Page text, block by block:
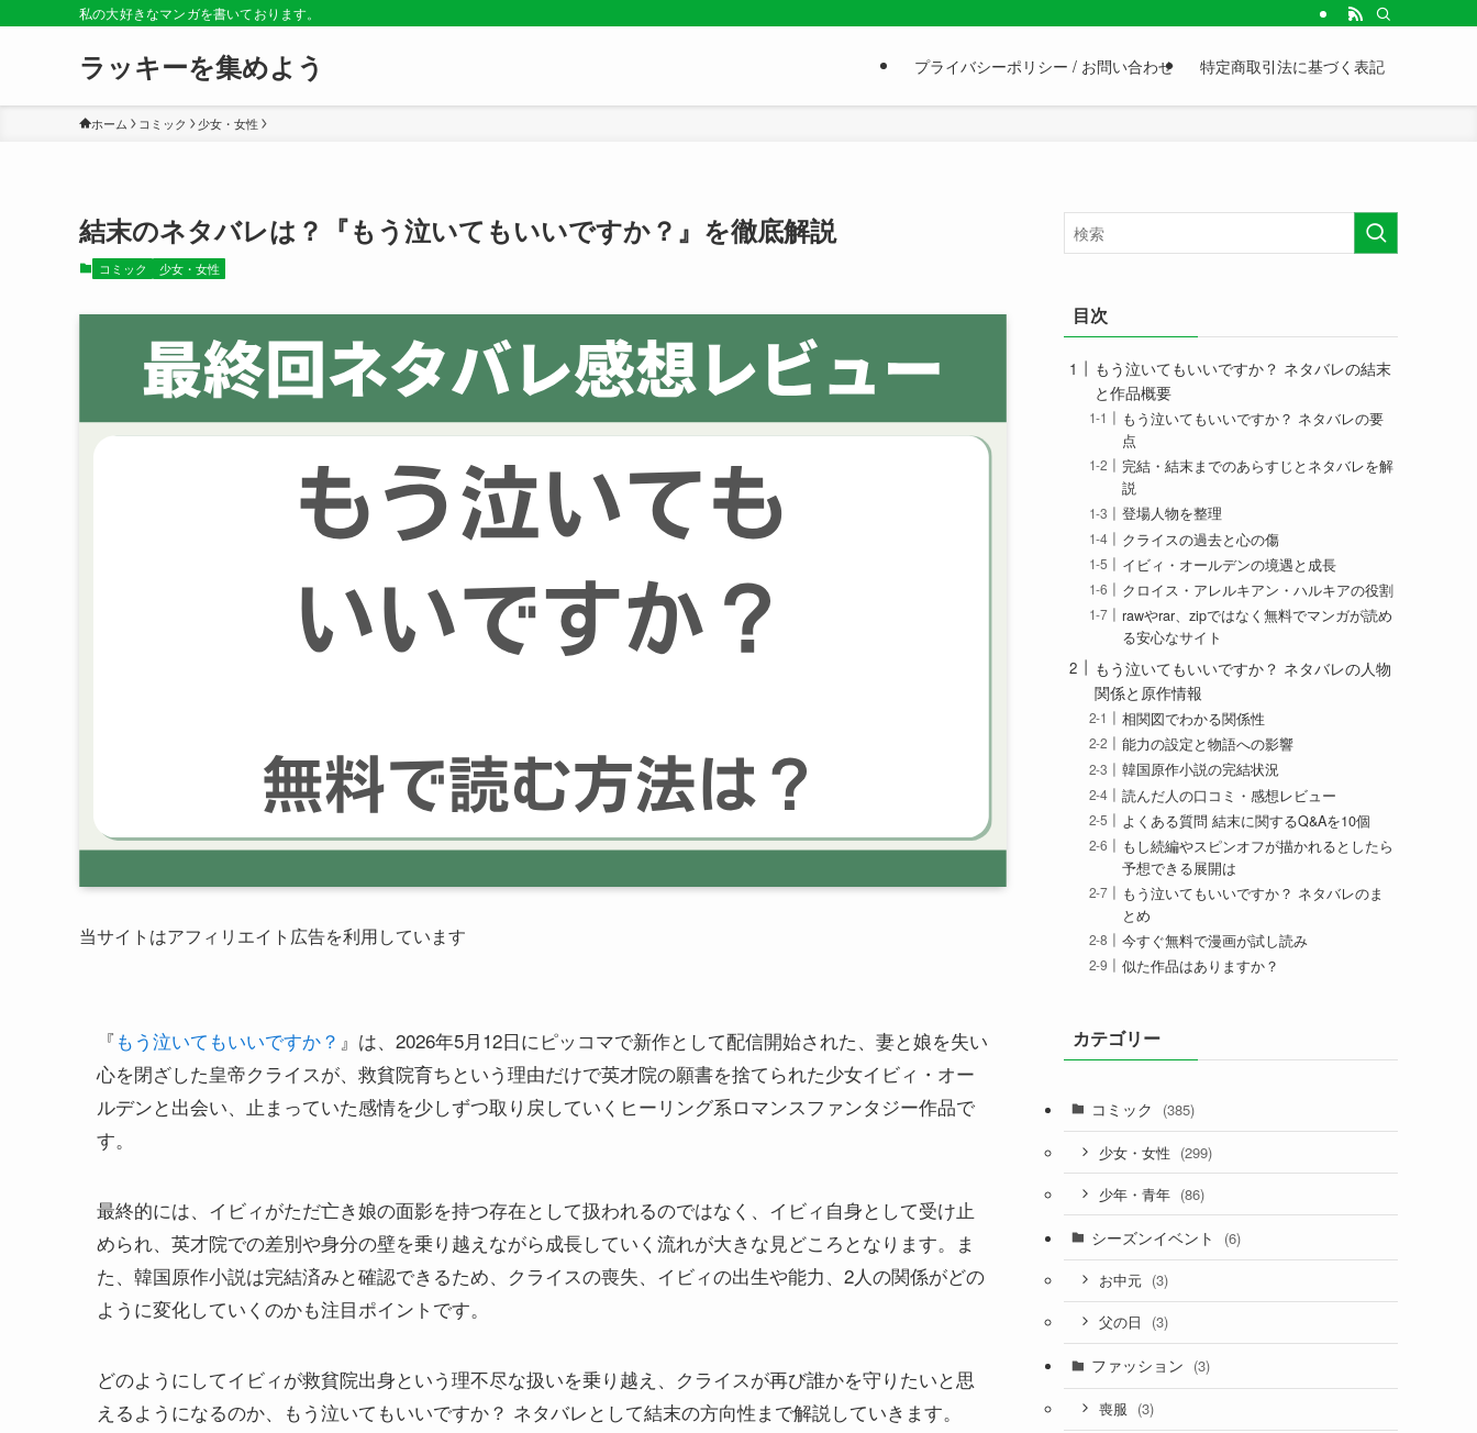
私の大好きなマンガを書いております。
ラッキーを集めよう プライバシーポリシー / お問い合わせ 特定商取引法に基づく表記
ホーム コミック 少女・女性
結末のネタバレは？『もう泣いてもいいですか？』を徹底解説
コミック 少女・女性
当サイトはアフィリエイト広告を利用しています
『 もう泣いてもいいですか？ 』は、2026年5月12日にピッコマで新作として配信開始された、妻と娘を失い
心を閉ざした皇帝クライスが、救貧院育ちという理由だけで英才院の願書を捨てられた少女イビィ・オー
ルデンと出会い、止まっていた感情を少しずつ取り戻していくヒーリング系ロマンスファンタジー作品で
す。
最終的には、イビィがただ亡き娘の面影を持つ存在として扱われるのではなく、イビィ自身として受け止
められ、英才院での差別や身分の壁を乗り越えながら成長していく流れが大きな見どころとなります。ま
た、韓国原作小説は完結済みと確認できるため、クライスの喪失、イビィの出生や能力、2人の関係がどの
ように変化していくのかも注目ポイントです。
どのようにしてイビィが救貧院出身という理不尽な扱いを乗り越え、クライスが再び誰かを守りたいと思
えるようになるのか、もう泣いてもいいですか？ ネタバレとして結末の方向性まで解説していきます。
目次
もう泣いてもいいですか？ ネタバレの結末
と作品概要
もう泣いてもいいですか？ ネタバレの要
点
完結・結末までのあらすじとネタバレを解
説
登場人物を整理
クライスの過去と心の傷
イビィ・オールデンの境遇と成長
クロイス・アレルキアン・ハルキアの役割
rawやrar、zipではなく無料でマンガが読め
る安心なサイト
もう泣いてもいいですか？ ネタバレの人物
関係と原作情報
相関図でわかる関係性
能力の設定と物語への影響
韓国原作小説の完結状況
読んだ人の口コミ・感想レビュー
よくある質問 結末に関するQ&Aを10個
もし続編やスピンオフが描かれるとしたら
予想できる展開は
もう泣いてもいいですか？ ネタバレのま
とめ
今すぐ無料で漫画が試し読み
似た作品はありますか？
カテゴリー
コミック (385)
少女・女性 (299)
少年・青年 (86)
シーズンイベント (6)
お中元 (3)
父の日 (3)
ファッション (3)
喪服 (3)